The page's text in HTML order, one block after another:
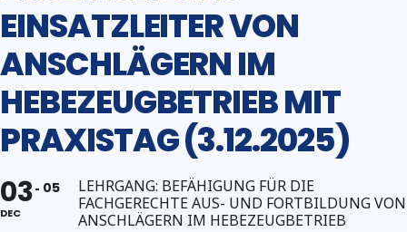
EINSATZLEITER VON
ANSCHLÄGERN IM
HEBEZEUGBETRIEB MIT
PRAXISTAG (3.12.2025)
03
DEC
05
LEHRGANG: BEFÄHIGUNG FÜR DIE
FACHGERECHTE AUS- UND FORTBILDUNG VON
ANSCHLÄGERN IM HEBEZEUGBETRIEB